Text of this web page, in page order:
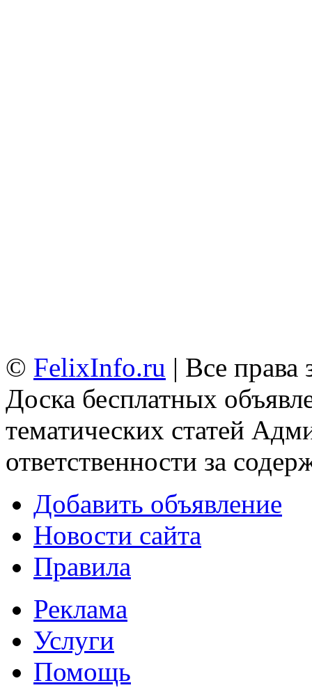
© FelixInfo.ru | Все
Доска бесплатных
тематических статей
ответственности за
Добавить объявление
Новости сайта
Правила
Реклама
Услуги
Помощь